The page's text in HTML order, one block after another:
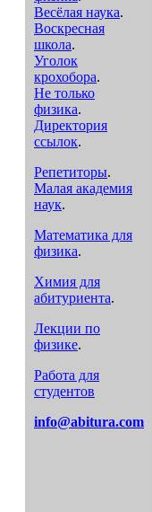
Весёлая наука.
Воскресная
школа.
Уголок
крохобора.
Не только
физика.
Директория
ссылок.
Репетиторы.
Малая академия
наук.
Математика для
физика.
Химия для
абитуриента.
Лекции по
физике.
Работа для
студентов
info@abitura.com